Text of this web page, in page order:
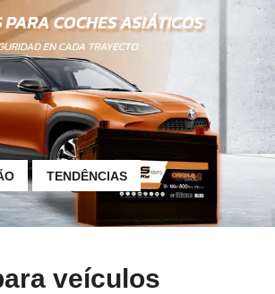
TENDÊNCIAS
veículos